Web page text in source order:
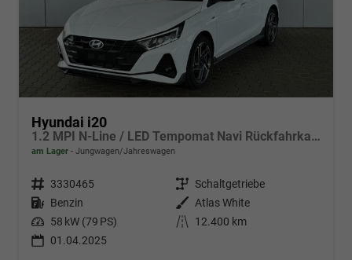
Hyundai i20
1.2 MPI N-Line / LED Tempomat Navi Rückfahrkamera Alu 17"
am Lager Jungwagen/Jahreswagen
Fahrzeugnr. 3330465 Getriebe Schaltgetriebe
Kraftstoff Benzin Außenfarbe Atlas White
Leistung 58 kW (79 PS) Kilometerstand
12.400 km
01.04.2025